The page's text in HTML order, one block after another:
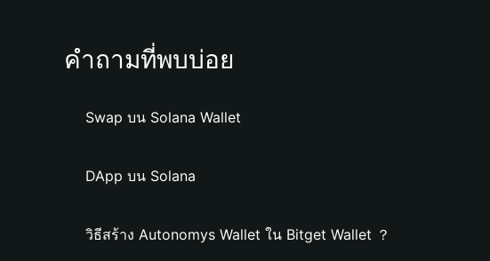
คำถามที่พบบ่อย
Swap บน Solana Wallet
DApp บน Solana
วิธีสร้าง Autonomys Wallet ใน Bitget Wallet ？